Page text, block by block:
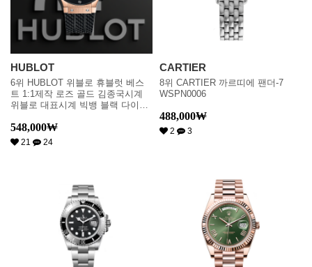
HUBLOT
6위 HUBLOT 위블로 휴블럿 베스
트 1:1제작 로즈 골드 김종국시계
위블로 대표시계 빅뱅 블랙 다이얼
548,000₩
21 24
CARTIER
8위 CARTIER 까르띠에 팬더-7
WSPN0006
488,000₩
2 3